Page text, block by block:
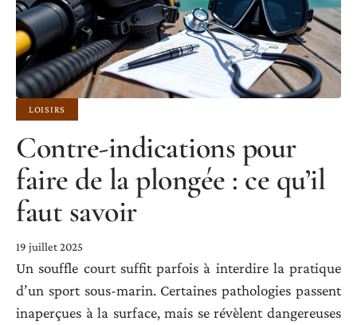
LOISIRS
Contre-indications pour
faire de la plongée : ce qu’il
faut savoir
19 juillet 2025
Un souffle court suffit parfois à interdire la pratique
d’un sport sous-marin. Certaines pathologies passent
inaperçues à la surface, mais se révèlent dangereuses